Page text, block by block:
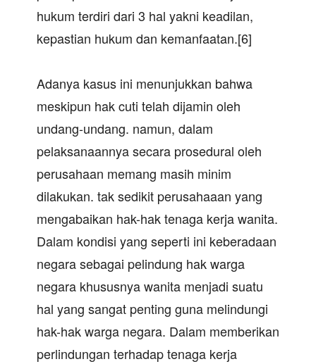
hukum terdiri dari 3 hal yakni keadilan,
kepastian hukum dan kemanfaatan.[6]
Adanya kasus ini menunjukkan bahwa
meskipun hak cuti telah dijamin oleh
undang-undang. namun, dalam
pelaksanaannya secara prosedural oleh
perusahaan memang masih minim
dilakukan. tak sedikit perusahaaan yang
mengabaikan hak-hak tenaga kerja wanita.
Dalam kondisi yang seperti ini keberadaan
negara sebagai pelindung hak warga
negara khususnya wanita menjadi suatu
hal yang sangat penting guna melindungi
hak-hak warga negara. Dalam memberikan
perlindungan terhadap tenaga kerja